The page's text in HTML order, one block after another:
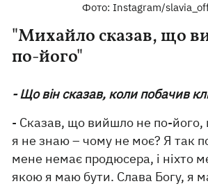
Фото: Instagram/
"Михайло сказав, що
по-його"
- Що він сказав, коли побачив
- Сказав, що вийшло не по-
я не знаю – чому не моє? Я так
мене немає продюсера, і ніхто
якою я маю бути. Слава Богу, я